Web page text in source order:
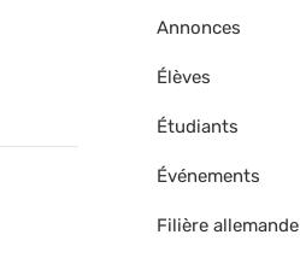
Annonces
Élèves
Étudiants
Événements
Filière allemande